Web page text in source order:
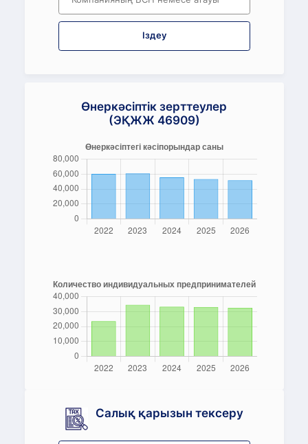
Іздеу
Өнеркәсіптік зерттеулер
(ЭҚЖЖ 46909)
Салық қарызын тексеру